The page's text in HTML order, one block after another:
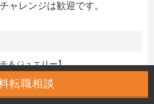
ャレンジは歓迎です。
＆ジュエリー】
転職相談